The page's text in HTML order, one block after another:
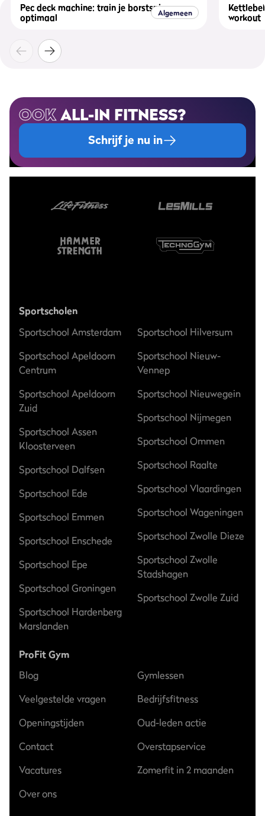
Algemeen
Pec deck machine: train je borstspieren
optimaal
workout
OOKALL-IN FITNESS?
Schrijf je nu in
Sportscholen
Sportschool Amsterdam
Sportschool Apeldoorn
Centrum
Sportschool Apeldoorn
Zuid
Sportschool Assen
Kloosterveen
Sportschool Dalfsen
Sportschool Ede
Sportschool Emmen
Sportschool Enschede
Sportschool Epe
Sportschool Groningen
Sportschool Hardenberg
Marslanden
Sportschool Hilversum
Sportschool Nieuw-
Vennep
Sportschool Nieuwegein
Sportschool Nijmegen
Sportschool Ommen
Sportschool Raalte
Sportschool Vlaardingen
Sportschool Wageningen
Sportschool Zwolle Dieze
Sportschool Zwolle
Stadshagen
Sportschool Zwolle Zuid
ProFit Gym
Blog
Veelgestelde vragen
Openingstijden
Contact
Vacatures
Over ons
Gymlessen
Bedrijfsfitness
Oud-leden actie
Overstapservice
Zomerfit in 2 maanden